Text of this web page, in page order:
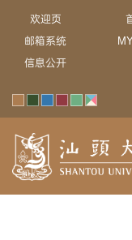
欢迎页
邮箱系统
信息公开